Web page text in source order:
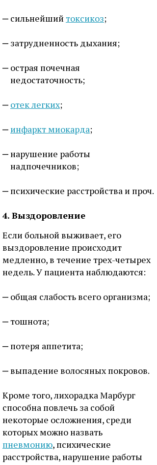
сильнейшийтоксикоз;
затрудненность дыхания;
острая почечная
недостаточность;
отек легких;
инфаркт миокарда;
нарушение работы
надпочечников;
психические расстройства и проч.
4. Выздоровление
Если больной выживает, его
выздоровление происходит
медленно, в течение трех-четырех
недель. У пациента наблюдаются:
общая слабость всего организма;
тошнота;
потеря аппетита;
выпадение волосяных покровов.
Кроме того, лихорадка Марбург
способна повлечь за собой
некоторые осложнения, среди
которых можно назвать
пневмонию, психические
расстройства, нарушение работы